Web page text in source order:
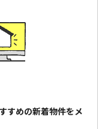
すめの新着物件をメ